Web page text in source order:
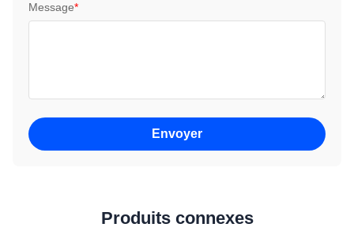
Message*
Envoyer
Produits connexes